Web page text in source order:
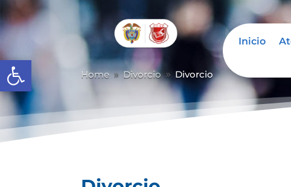
Abrir barra de herramientas
Inicio
Home 9 Divorcio 9 Divorcio